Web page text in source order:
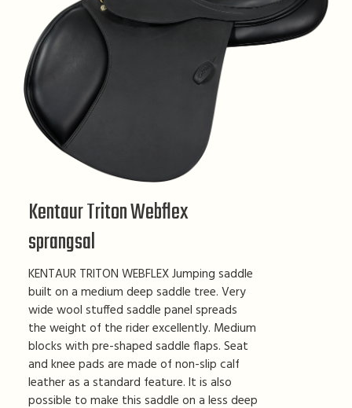
Kentaur Triton Webflex
sprangsal
KENTAUR TRITON WEBFLEX Jumping saddle
built on a medium deep saddle tree. Very
wide wool stuffed saddle panel spreads
the weight of the rider excellently. Medium
blocks with pre-shaped saddle flaps. Seat
and knee pads are made of non-slip calf
leather as a standard feature. It is also
possible to make this saddle on a less deep